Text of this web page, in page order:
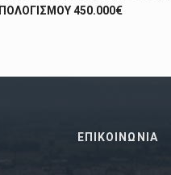
450.000€
ΕΠΙΚΟΙΝΩΝΙΑ